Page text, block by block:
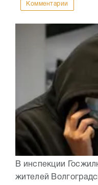
Комментарии
В инспекции
жителей